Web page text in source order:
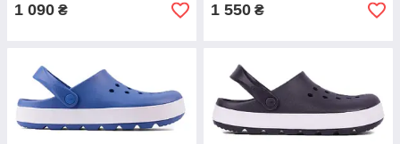
1 090 ₴ 1 550 ₴